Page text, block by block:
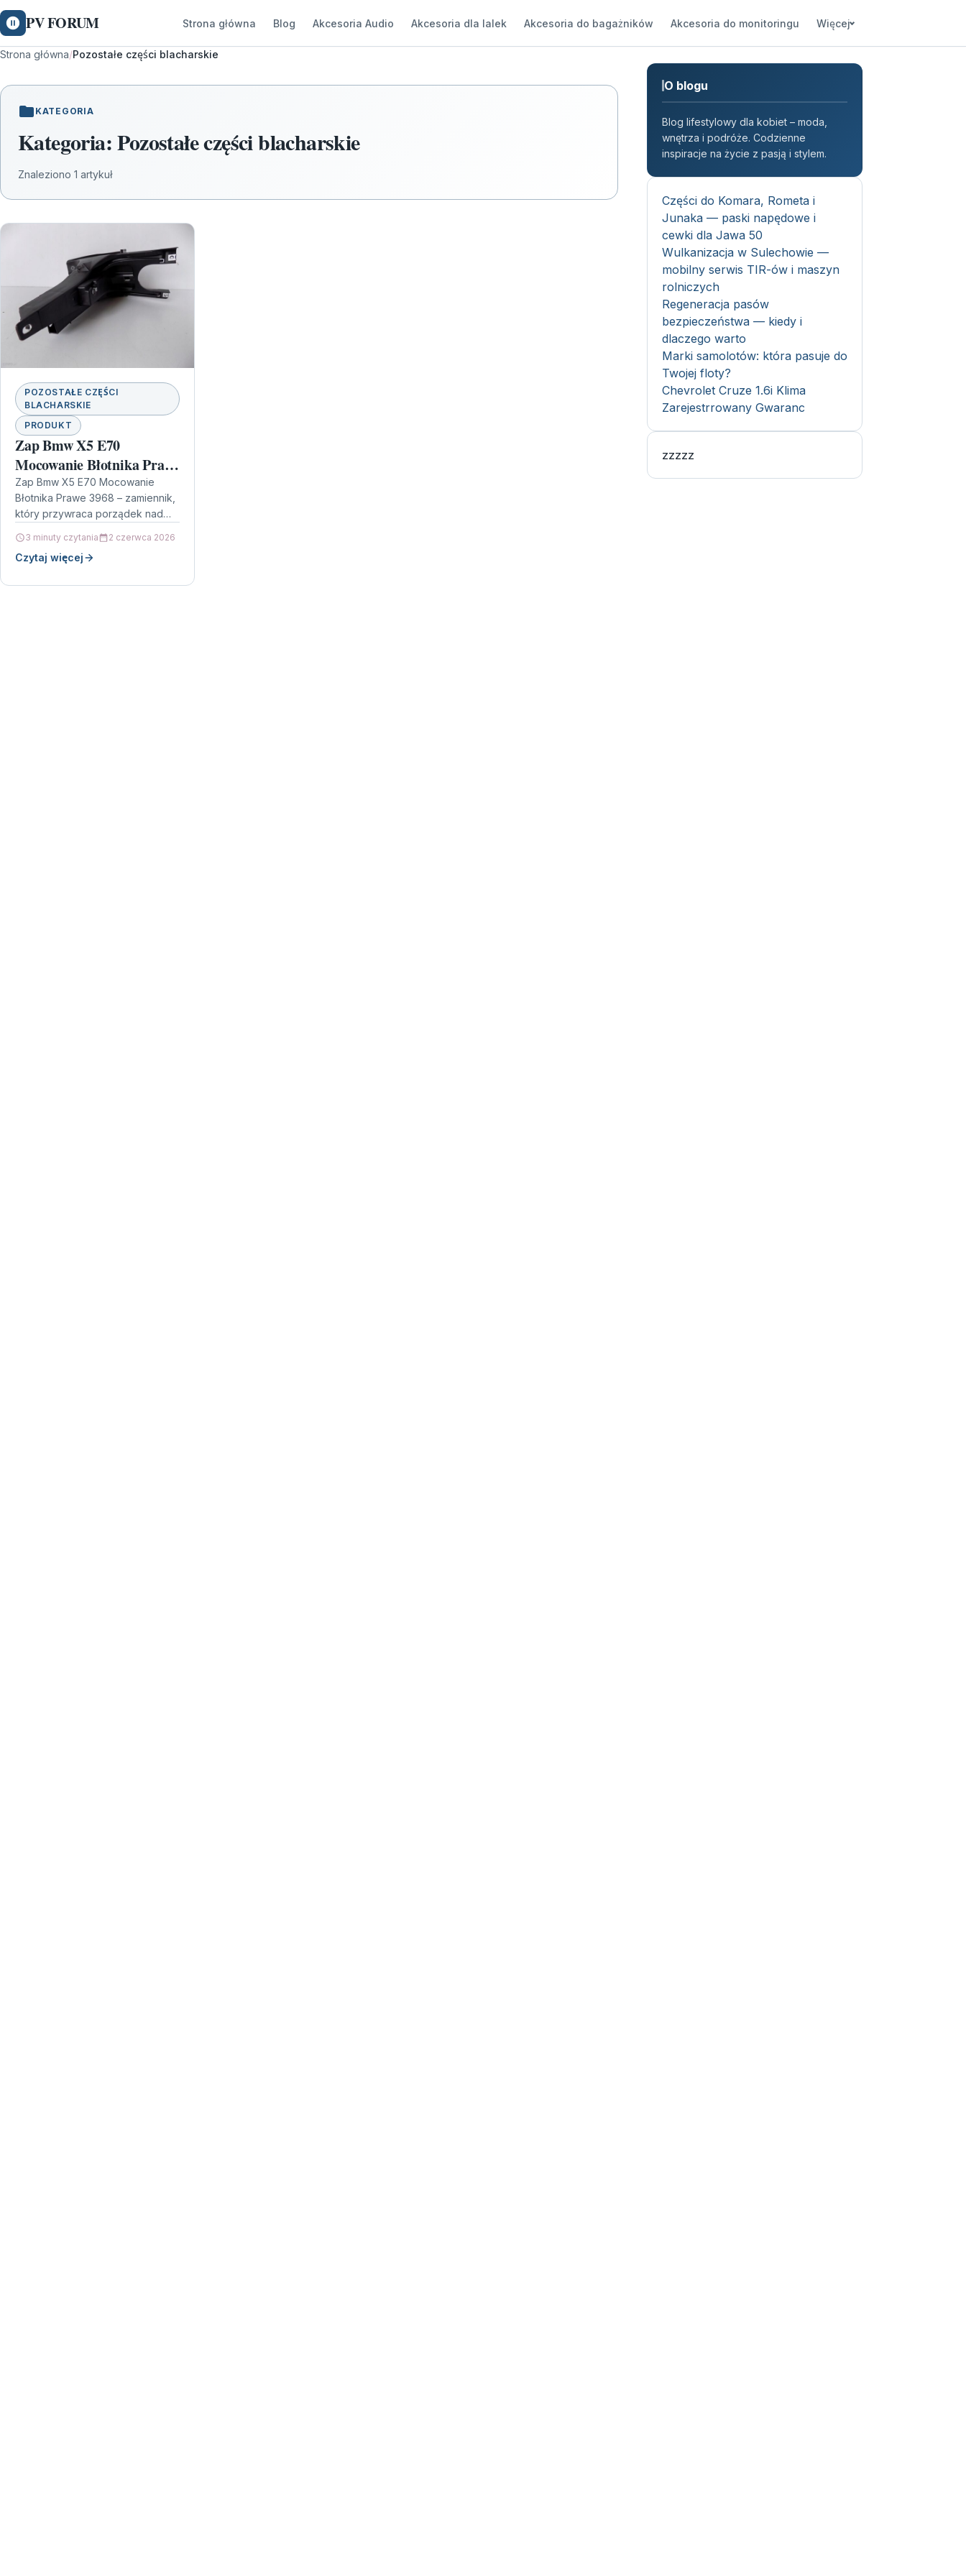
PV FORUM Strona główna Blog Akcesoria Audio Akcesoria dla lalek Akcesoria do bagażników Akcesoria do monitoringu Więcej
Strona główna/Pozostałe części blacharskie
KATEGORIA
Kategoria:Pozostałe części blacharskie
Znaleziono 1 artykuł
POZOSTAŁE CZĘŚCI
BLACHARSKIE
PRODUKT
Zap Bmw X5 E70
Mocowanie Błotnika Prawe
3968
Zap Bmw X5 E70 Mocowanie
Błotnika Prawe 3968 – zamiennik,
który przywraca porządek nad
E70, wie, jak ważne…
3 minuty czytania 2 czerwca 2026
Czytaj więcej
O blogu
Blog lifestylowy dla kobiet – moda,
wnętrza i podróże. Codzienne
inspiracje na życie z pasją i stylem.
Części do Komara, Rometa i
Junaka — paski napędowe i
cewki dla Jawa 50
Wulkanizacja w Sulechowie —
mobilny serwis TIR-ów i maszyn
rolniczych
Regeneracja pasów
bezpieczeństwa — kiedy i
dlaczego warto
Marki samolotów: która pasuje do
Twojej floty?
Chevrolet Cruze 1.6i Klima
Zarejestrrowany Gwaranc
zzzzz